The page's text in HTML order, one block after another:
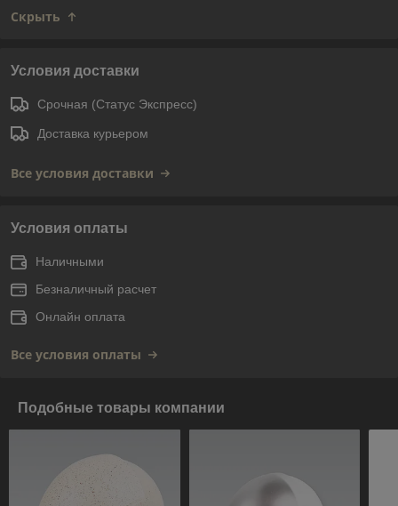
Скрыть
Условия доставки
Срочная (Статус Экспресс)
Доставка курьером
Все условия доставки
Условия оплаты
Наличными
Безналичный расчет
Онлайн оплата
Все условия оплаты
Подобные товары компании